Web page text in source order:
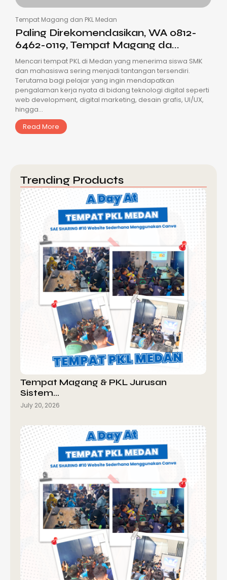
Tempat Magang dan PKL Medan
Paling Direkomendasikan, WA 0812-
6462-0119, Tempat Magang da...
Mencari tempat PKL di Medan yang menerima siswa SMK
dan mahasiswa sering menjadi tantangan tersendiri.
Terutama bagi pelajar yang ingin mendapatkan
pengalaman kerja nyata di bidang teknologi digital seperti
web development, digital marketing, desain grafis, UI/UX,
hingga...
Read More
Trending Products
Tempat Magang & PKL Jurusan
Sistem…
July 20, 2026